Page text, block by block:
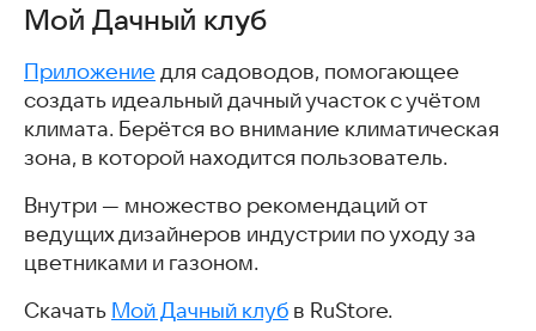
Рецепты. Большой сборник. Готовить вкусно
Доктор растений - диагностика и уход за растениями
Болезни растений
Мои растения
Лекарственные растения
PictureThis - Узнай растение
Календарь огородника
Мой Дачный клуб
Приложение для садоводов, помогающее
создать идеальный дачный участок с учётом
климата. Берётся во внимание климатическая
зона, в которой находится пользователь.
Внутри — множество рекомендаций от
ведущих дизайнеров индустрии по уходу за
цветниками и газоном.
Скачать Мой Дачный клуб в RuStore.